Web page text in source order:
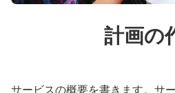
計画の
サービスの概要を書きます。サ